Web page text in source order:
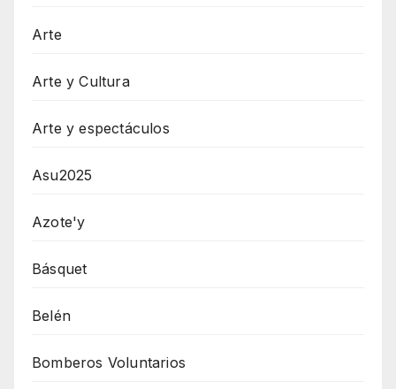
Arte
Arte y Cultura
Arte y espectáculos
Asu2025
Azote'y
Básquet
Belén
Bomberos Voluntarios